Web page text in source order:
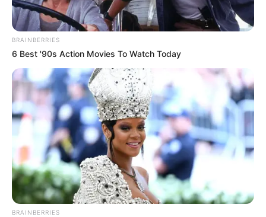
Menguasai Afghanistan
Dicitrakan Negatif oleh
Dunia Barat
Kekejaman Khmer Merah,
Rezim Diktator yang
Menghabisi Nyawa
Rakyatnya
Kisah Kapal Padewakang,
Tanpa Mesin Mampu
Berlayar ke Australia
BRAINBERRIES
6 Best '90s Action Movies To Watch Today
BRAINBERRIES